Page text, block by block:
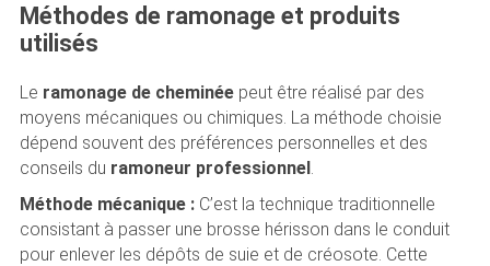
Méthodes de ramonage et produits
utilisés
Le ramonage de cheminéepeut être réalisé par des
moyens mécaniques ou chimiques. La méthode choisie
dépend souvent des préférences personnelles et des
conseils du ramoneur professionnel.
Méthode mécanique :C’est la technique traditionnelle
consistant à passer une brosse hérisson dans le conduit
pour enlever les dépôts de suie et de créosote. Cette